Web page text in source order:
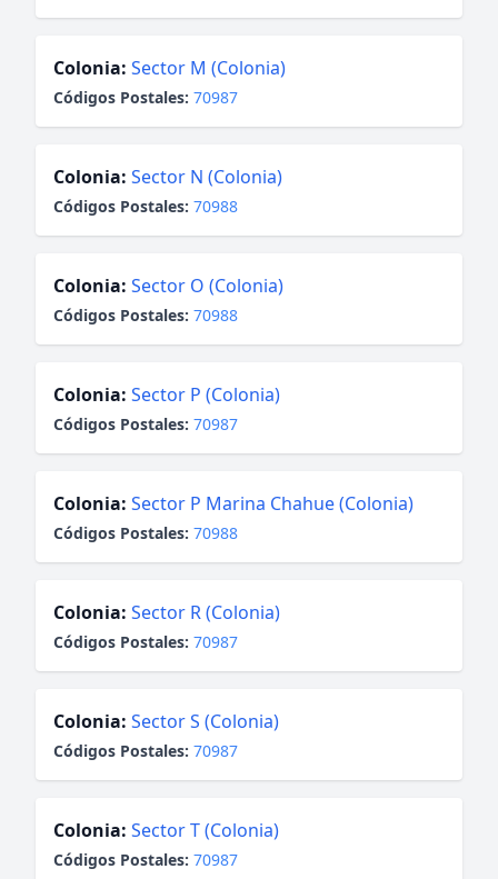
Colonia: Sector M (Colonia)
Códigos Postales: 70987
Colonia: Sector N (Colonia)
Códigos Postales: 70988
Colonia: Sector O (Colonia)
Códigos Postales: 70988
Colonia: Sector P (Colonia)
Códigos Postales: 70987
Colonia: Sector P Marina Chahue (Colonia)
Códigos Postales: 70988
Colonia: Sector R (Colonia)
Códigos Postales: 70987
Colonia: Sector S (Colonia)
Códigos Postales: 70987
Colonia: Sector T (Colonia)
Códigos Postales: 70987